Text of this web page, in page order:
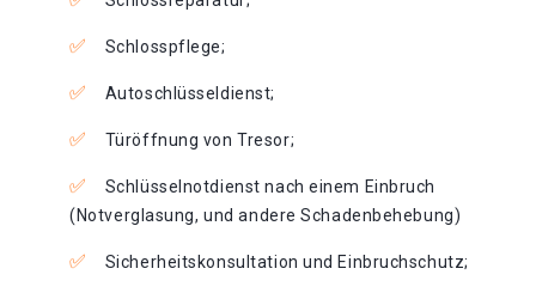
Schlosspflege;
Autoschlüsseldienst;
Türöffnung von Tresor;
Schlüsselnotdienst nach einem Einbruch
(Notverglasung, und andere Schadenbehebung)
Sicherheitskonsultation und Einbruchschutz;